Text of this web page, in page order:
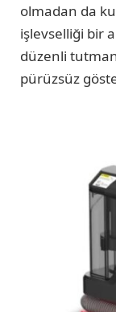
olmadan da
işlevselliği bir
düzenli
pürüzsüz